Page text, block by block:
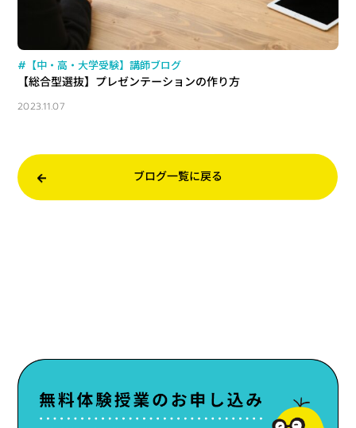
#【中・高・大学受験】講師ブログ
【総合型選抜】プレゼンテーションの作り方
2023.11.07
ブログ一覧に戻る